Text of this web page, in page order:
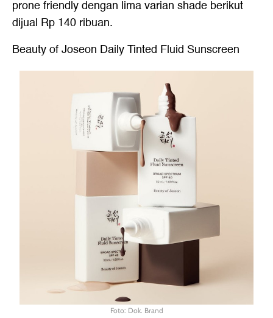
prone friendly dengan lima varian shade berikut
dijual Rp 140 ribuan.
Beauty of Joseon Daily Tinted Fluid Sunscreen
Foto: Dok. Brand